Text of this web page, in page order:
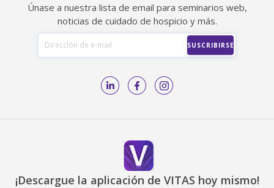
Únase a nuestra lista de email para seminarios web,
noticias de cuidado de hospicio y más.
¡Descargue la aplicación de VITAS hoy mismo!